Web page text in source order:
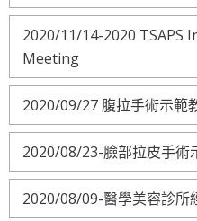
2020/11/14-2020 TSAPS
Meeting
2020/09/27 腹拉手術示範
2020/08/23-臉部拉皮手術
2020/08/09-醫學美容診所